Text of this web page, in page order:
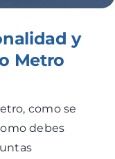
y
Metro
como se
debes